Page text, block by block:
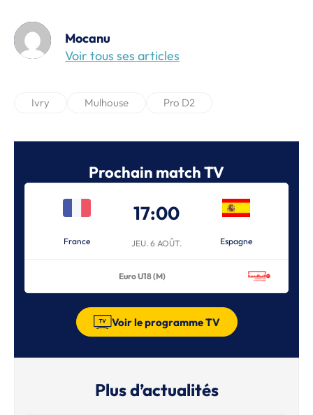
Mocanu
Voir tous ses articles
Ivry Mulhouse Pro D2
Prochain match TV
France
17:00
JEU. 6 AOÛT. Espagne
Euro U18 (M)
Voir le programme TV
Plus d’actualités